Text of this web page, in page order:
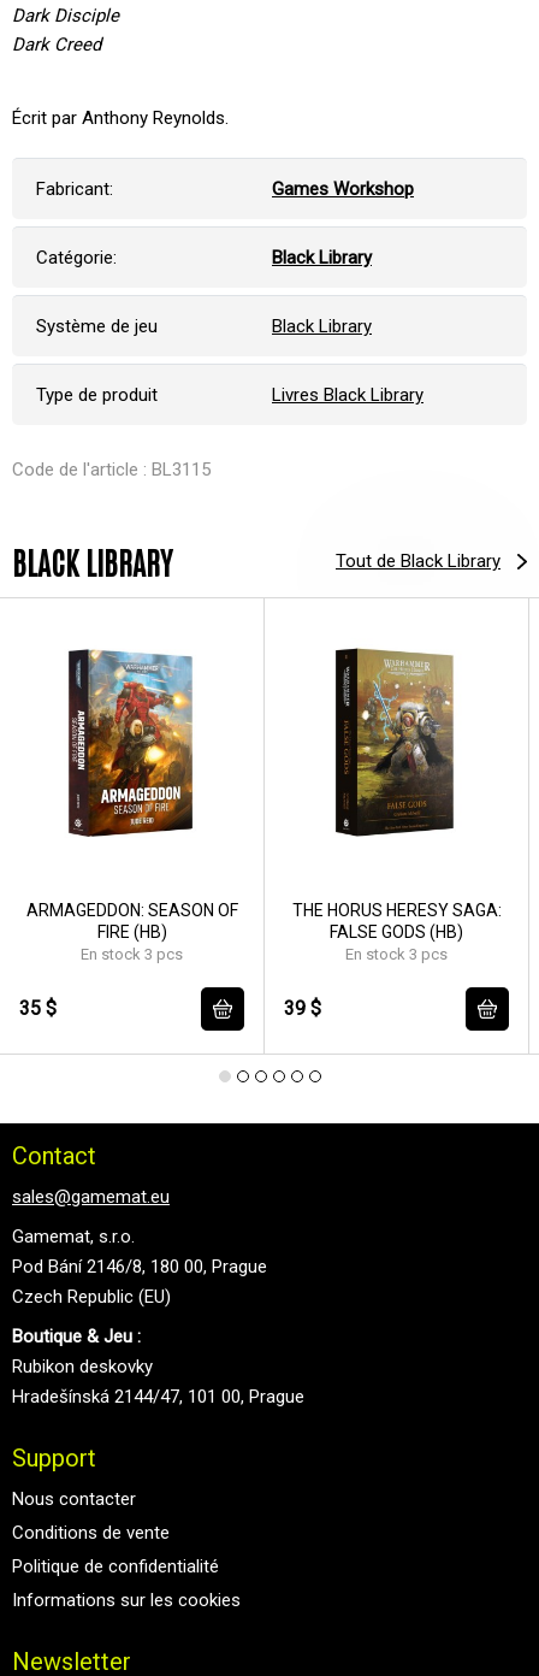
Dark Disciple
Dark Creed
Écrit par Anthony Reynolds.
Fabricant: Games Workshop
Catégorie: Black Library
Système de jeu Black Library
Type de produit Livres Black Library
Code de l'article : BL3115
BLACK LIBRARY Tout de Black Library
ARMAGEDDON: SEASON OF
FIRE (HB)
En stock 3 pcs
35 $
THE HORUS HERESY SAGA:
FALSE GODS (HB)
En stock 3 pcs
39 $
Contact
sales@gamemat.eu
Gamemat, s.r.o.
Pod Bání 2146/8, 180 00, Prague
Czech Republic (EU)
Boutique & Jeu :
Rubikon deskovky
Hradešínská 2144/47, 101 00, Prague
Support
Nous contacter
Conditions de vente
Politique de confidentialité
Informations sur les cookies
Newsletter